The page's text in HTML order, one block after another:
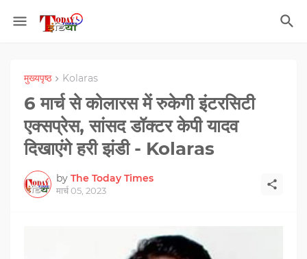
मुख्यपृष्ठ Kolaras
6 मार्च से कोलारस में रुकेगी इंटरसिटी
एक्सप्रेस, सांसद डॉक्टर केपी यादव
दिखाएंगे हरी झंडी - Kolaras
by The Today Times
मार्च 05, 2023